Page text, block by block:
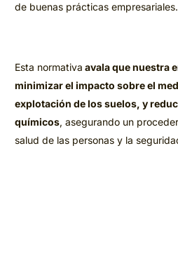
de buenas prácticas empresariales.
Esta normativa avala que nuestra
minimizar el impacto sobre el
explotación de los suelos, y
químicos, asegurando un
salud de las personas y la